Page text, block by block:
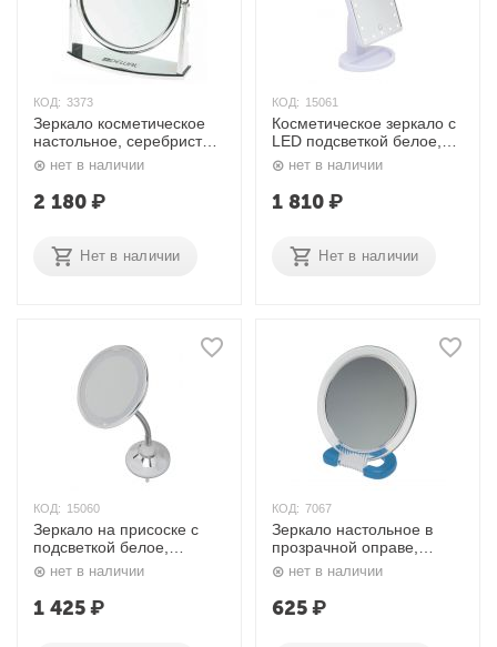
КОД: 3373
Зеркало косметическое
настольное, серебристое
MR-425 Dewal
нет в наличии
2 180₽
Нет в наличии
КОД: 15061
Косметическое зеркало с
LED подсветкой белое,
прямоугольное
(батарейки+ USB) Nail Art
нет в наличии
1 810₽
Нет в наличии
КОД: 15060
Зеркало на присоске с
подсветкой белое,
круглое Nail Art
нет в наличии
1 425₽
КОД: 7067
Зеркало настольное в
прозрачной оправе,
круглое MR110 Dewal
нет в наличии
625₽